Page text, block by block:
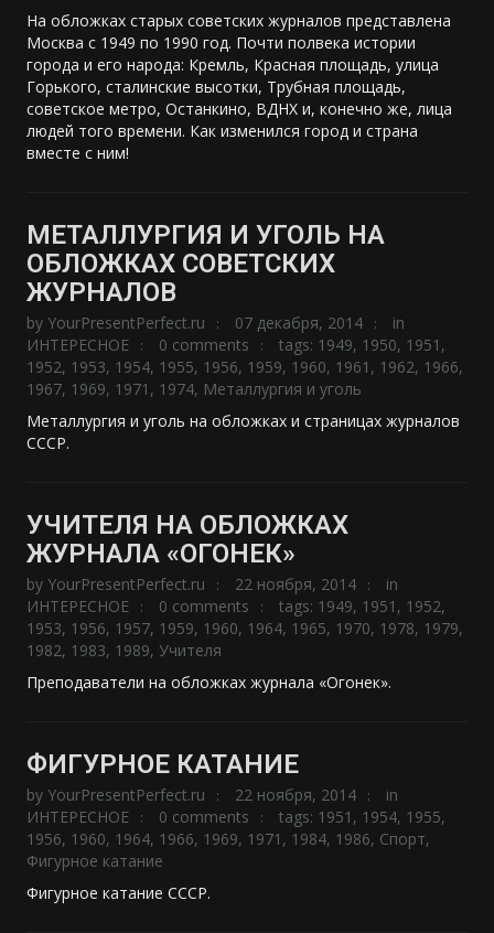
На обложках старых советских журналов представлена
Москва с 1949 по 1990 год. Почти полвека истории
города и его народа: Кремль, Красная площадь, улица
Горького, сталинские высотки, Трубная площадь,
советское метро, Останкино, ВДНХ и, конечно же, лица
людей того времени. Как изменился город и страна
вместе с ним!
МЕТАЛЛУРГИЯ И УГОЛЬ НА
ОБЛОЖКАХ СОВЕТСКИХ
ЖУРНАЛОВ
by YourPresentPerfect.ru 07 декабря, 2014
in
ИНТЕРЕСНОЕ
0 comments tags: 1949, 1950, 1951 ,
1952, 1953, 1954, 1955, 1956, 1959, 1960, 1961 , 1962, 1966,
1967, 1969, 1971 , 1974, Металлургия и уголь
Металлургия и уголь на обложках и страницах журналов
СССР.
УЧИТЕЛЯ НА ОБЛОЖКАХ
ЖУРНАЛА «ОГОНЕК»
by YourPresentPerfect.ru 22 ноября, 2014
in
ИНТЕРЕСНОЕ
0 comments tags: 1949, 1951 , 1952,
1953, 1956, 1957, 1959, 1960, 1964, 1965, 1970, 1978, 1979,
1982, 1983, 1989, Учителя
Преподаватели на обложках журнала «Огонек».
ФИГУРНОЕ КАТАНИЕ
by YourPresentPerfect.ru 22 ноября, 2014
in
ИНТЕРЕСНОЕ
0 comments tags: 1951 , 1954, 1955,
1956, 1960, 1964, 1966, 1969, 1971 , 1984, 1986, Спорт,
Фигурное катание
Фигурное катание СССР.